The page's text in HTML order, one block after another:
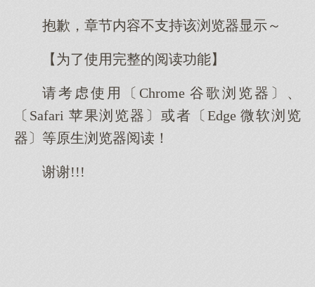
抱歉，章节内容不支持该浏览器显示～
【为了使用完整的阅读功能】
请考虑使用〔Chrome 谷歌浏览器〕、
〔Safari 苹果浏览器〕或者〔Edge 微软浏览
器〕等原生浏览器阅读！
谢谢!!!